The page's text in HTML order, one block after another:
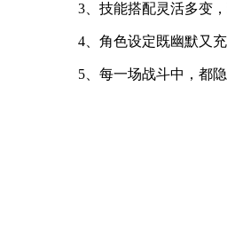
3、技能搭配灵活多变
4、角色设定既幽默又
5、每一场战斗中，都